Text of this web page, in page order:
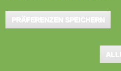
Music Technologistssetzen digitale
werden mittels Big
PRÄFERENZEN SPEICHERN